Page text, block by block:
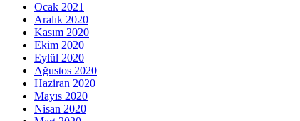
Ocak 2021
Aralık 2020
Kasım 2020
Ekim 2020
Eylül 2020
Ağustos 2020
Haziran 2020
Mayıs 2020
Nisan 2020